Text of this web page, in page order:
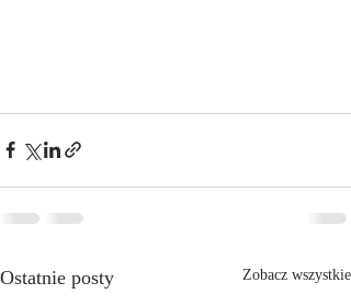
Ostatnie posty Zobacz wszystkie